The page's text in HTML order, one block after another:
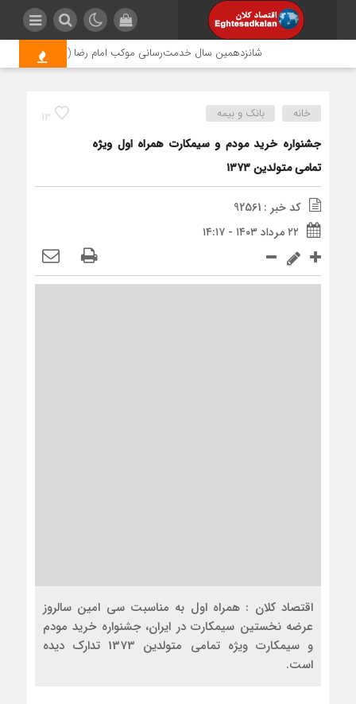
شانزدهمین سال خدمت‌رسانی موکب امام رضا (ع) پتروشیمی
13 خانه بانک و بیمه
جشنواره خرید مودم و سیمکارت همراه اول ویژه
تمامی متولدین ۱۳۷۳
کد خبر : 92561
۲۲ مرداد ۱۴۰۳ - ۱۴:۱۷
اقتصاد کلان : همراه اول به مناسبت سی امین سالروز
عرضه نخستین سیمکارت در ایران، جشنواره خرید مودم
و سیمکارت ویژه تمامی متولدین 1373 تدارک دیده
است.